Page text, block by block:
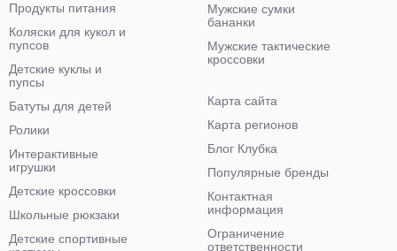
Мужские сумки
бананки
Мужские тактические
кроссовки
Продукты питания
Коляски для кукол и
пупсов
Детские куклы и
пупсы
Батуты для детей
Ролики
Интерактивные
игрушки
Детские кроссовки
Школьные рюкзаки
Детские спортивные
Карта сайта
Карта регионов
Блог Клубка
Популярные бренды
Контактная
информация
Ограничение
ответственности